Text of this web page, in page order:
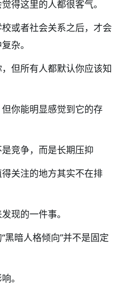
得这里的人都很客气。
或者社会关系之后，才会
杂。
但所有人都默认你应该知
你能明显感觉到它的存
竞争，而是长期压抑
关注的地方其实不在排
现的一件事。
黑暗人格倾向”并不是固定
。